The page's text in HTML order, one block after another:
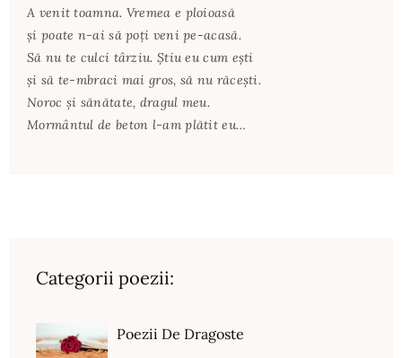
A venit toamna. Vremea e ploioasă
şi poate n-ai să poţi veni pe-acasă.
Să nu te culci târziu. Ştiu eu cum eşti
şi să te-mbraci mai gros, să nu răceşti.
Noroc şi sănătate, dragul meu.
Mormântul de beton l-am plătit eu…
Categorii poezii:
Poezii De Dragoste